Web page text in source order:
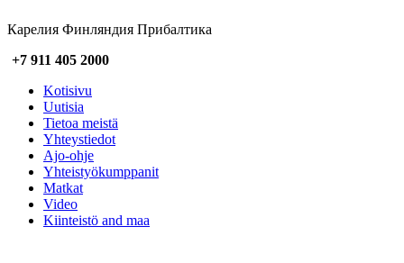
Карелия Финляндия Прибалтика
+7 911 405 2000
Kotisivu
Uutisia
Tietoa meistä
Yhteystiedot
Ajo-ohje
Yhteistyökumppanit
Matkat
Video
Kiinteistö and maa